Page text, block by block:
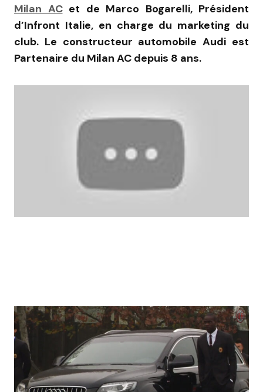
Milan ACet de Marco Bogarelli, Président
d’Infront Italie, en charge du marketing du
club. Le constructeur automobile Audi est
Partenaire du Milan AC depuis 8 ans.